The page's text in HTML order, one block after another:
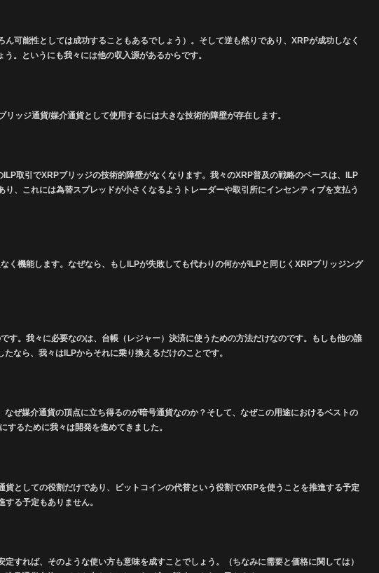
可能性としては成功することもあるでしょう）。 そして逆も然りであり、XRPが成功しなく
。というにも我々には他の収入源があるからです。
ッジ通貨/媒介通貨として使用するには大きな技術的障壁が存在します。
取引でXRPブリッジの技術的障壁がなくなります。 我々のXRP普及の戦略のベースは、ILP
、これには為替スプレッドが小さくなるようトレーダーや取引所にインセンティブを支払う
く機能します。なぜなら、もしILPが失敗しても代わりの何かがILPと同じくXRPブリッジング
す。我々に必要なのは、台帳（レジャー）決済に使うための方法だけなのです。
もしも他の誰
なら、我々はILPからそれに乗り換えるだけのことです。
ぜ媒介通貨の頂点に立ち得るのが暗号通貨なのか？そして、なぜこの用途におけるベストの
るために我々は開発を進めてきました。
としての役割だけであり、ビットコインの代替という役割でXRPを使うことを推進する予定
る予定もありません。
すれば、そのような使い方も意味を成すことでしょう。（ちなみに需要と価格に関しては）